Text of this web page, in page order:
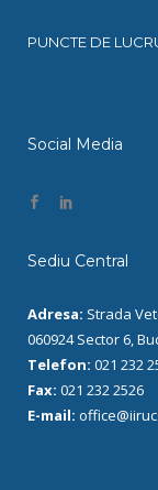
PUNCTE DE
Social Media
Sediu Central
Adresa: Strada
060924 Sector 6,
Telefon: 021 232
Fax: 021 232 2526
E-mail: